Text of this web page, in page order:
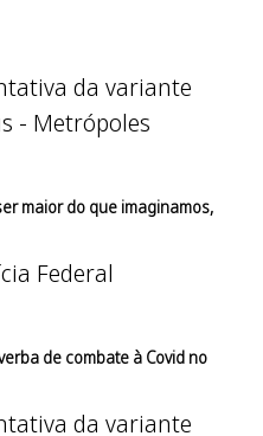
maior do que imaginamos,
de combate à Covid no